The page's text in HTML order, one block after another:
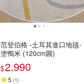
范登伯格 -土耳其進口地毯-
塗鴨米 (120cm圓)
$2,990
5 (1)